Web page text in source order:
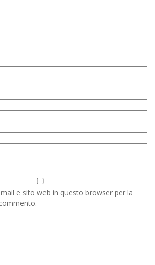
e sito web in questo browser per la